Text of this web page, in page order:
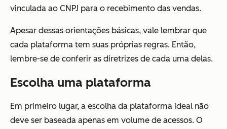
vinculada ao CNPJ para o recebimento das vendas.
Apesar dessas orientações básicas, vale lembrar que
cada plataforma tem suas próprias regras. Então,
lembre-se de conferir as diretrizes de cada uma delas.
Escolha uma plataforma
Em primeiro lugar, a escolha da plataforma ideal não
deve ser baseada apenas em volume de acessos. O